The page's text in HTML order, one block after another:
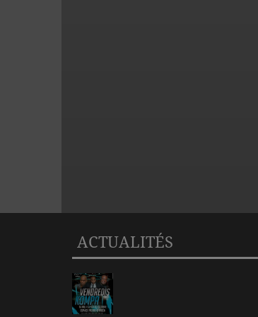
ACTUALITÉS